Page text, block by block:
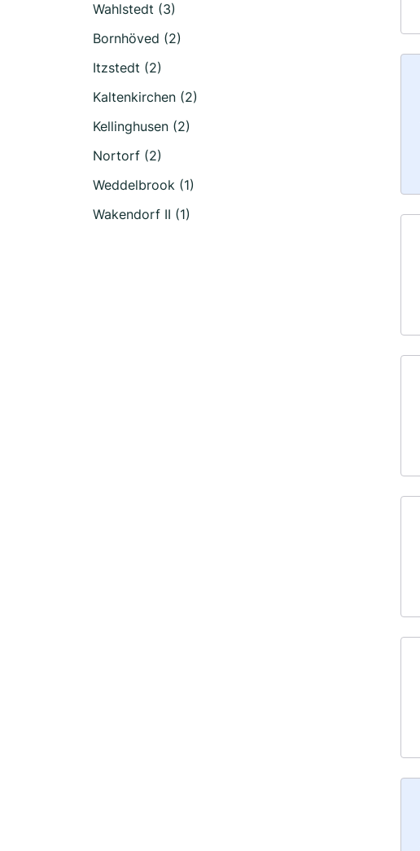
Wahlstedt (3)
Bornhöved (2)
Itzstedt (2)
Kaltenkirchen (2)
Kellinghusen (2)
Nortorf (2)
Weddelbrook (1)
Wakendorf II (1)